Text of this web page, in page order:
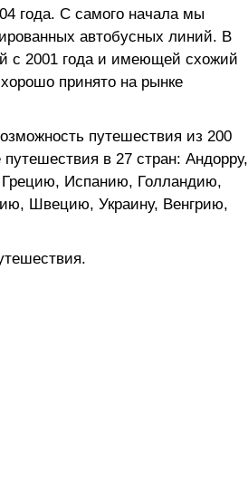
года. С самого начала мы
автобусных линий. В
с 2001 года и имеющей схожий
принято на рынке
путешествия из 200
в 27 стран: Андорру,
Испанию, Голландию,
Швецию, Украину, Венгрию,